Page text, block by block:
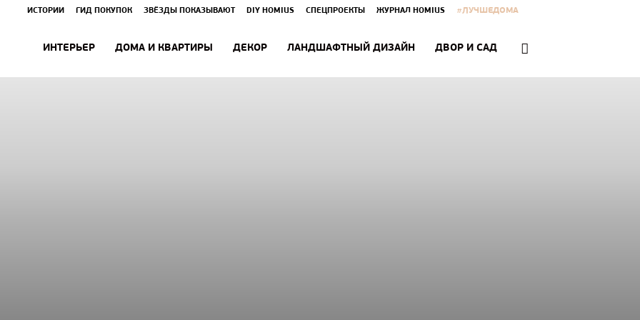
ИСТОРИИ ГИД ПОКУПОК ЗВЁЗДЫ ПОКАЗЫВАЮТ DIY HOMIUS СПЕЦПРОЕКТЫ ЖУРНАЛ HOMIUS #ЛУЧШЕДОМА
ИНТЕРЬЕР ДОМА И КВАРТИРЫ ДЕКОР ЛАНДШАФТНЫЙ ДИЗАЙН ДВОР И САД